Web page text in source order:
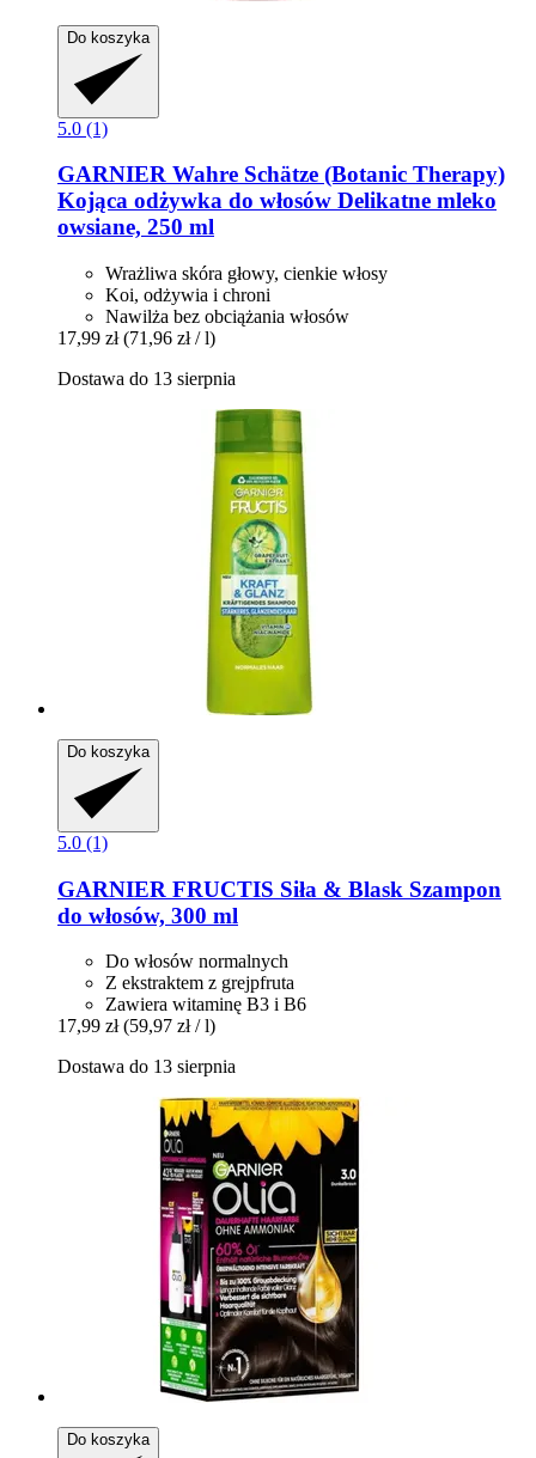
Do koszyka
5.0 (1)
GARNIER Wahre Schätze (Botanic Therapy)
Kojąca odżywka do włosów Delikatne mleko
owsiane, 250 ml
Wrażliwa skóra głowy, cienkie włosy
Koi, odżywia i chroni
Nawilża bez obciążania włosów
17,99 zł (71,96 zł / l)
Dostawa do 13 sierpnia
Do koszyka
5.0 (1)
GARNIER FRUCTIS Siła & Blask Szampon
do włosów, 300 ml
Do włosów normalnych
Z ekstraktem z grejpfruta
Zawiera witaminę B3 i B6
17,99 zł (59,97 zł / l)
Dostawa do 13 sierpnia
Do koszyka